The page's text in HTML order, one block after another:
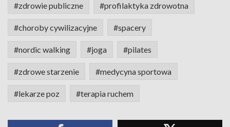
#zdrowie publiczne #profilaktyka zdrowotna
#choroby cywilizacyjne #spacery
#nordic walking #joga #pilates
#zdrowe starzenie #medycyna sportowa
#lekarze poz #terapia ruchem